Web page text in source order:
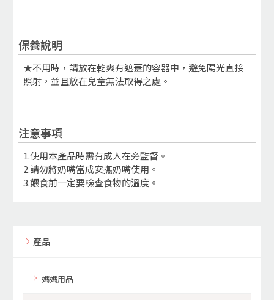
保養說明
★不用時，請放在乾爽有遮蓋的容器中，避免陽光直接
照射，並且放在兒童無法取得之處。
注意事項
1.使用本產品時需有成人在旁監督。
2.請勿將奶嘴當成安撫奶嘴使用。
3.餵食前一定要檢查食物的溫度。
產品
媽媽用品